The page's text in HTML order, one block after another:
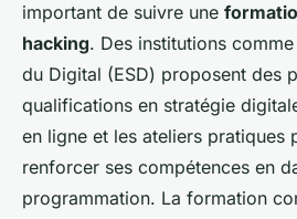
important de suivre une
hacking. Des institutions
du Digital (ESD) proposent des
qualifications en stratégie
en ligne et les ateliers pratiques
renforcer ses compétences en
programmation. La formation